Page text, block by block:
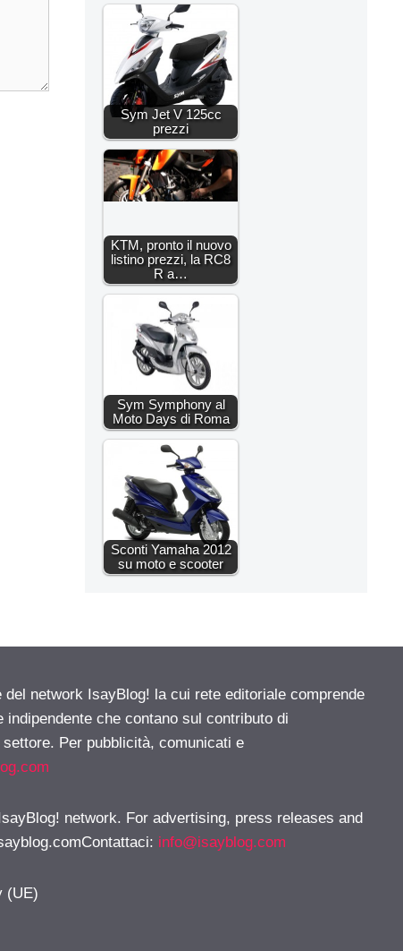
Sym Jet V 125cc
prezzi
KTM, pronto il nuovo
listino prezzi, la RC8
R a…
Sym Symphony al
Moto Days di Roma
Sconti Yamaha 2012
su moto e scooter
network IsayBlog! la cui rete editoriale comprende
che contano sul contributo di
Per pubblicità, comunicati e
network. For advertising, press releases and
: info@isayblog.com
(UE)